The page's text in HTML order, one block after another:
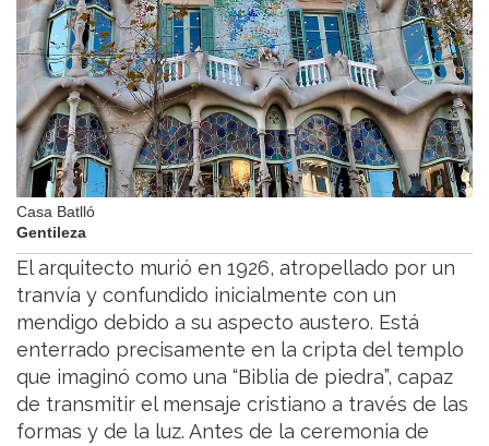
Casa Batlló
Gentileza
El arquitecto murió en 1926, atropellado por un
tranvía y confundido inicialmente con un
mendigo debido a su aspecto austero. Está
enterrado precisamente en la cripta del templo
que imaginó como una “Biblia de piedra”, capaz
de transmitir el mensaje cristiano a través de las
formas y de la luz. Antes de la ceremonia de